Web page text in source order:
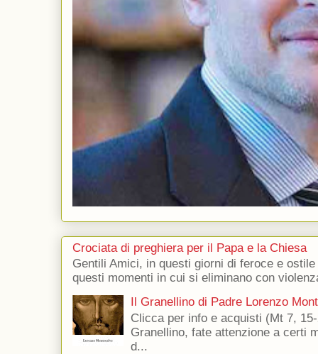
Crociata di preghiera per il Papa e la Chiesa
Gentili Amici, in questi giorni di feroce e
questi momenti in cui si eliminano con
Il Granellino di Padre Lorenzo
Clicca per info e acquisti (Mt 7,
Granellino, fate attenzione a certi
d...